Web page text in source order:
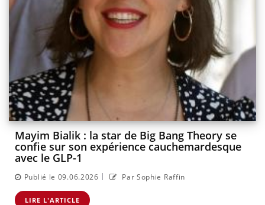
Mayim Bialik : la star de Big Bang Theory se
confie sur son expérience cauchemardesque
avec le GLP-1
Publié le 09.06.2026 | Par Sophie Raffin
LIRE L'ARTICLE